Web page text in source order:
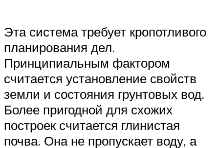
Эта система требует кропотливого
планирования дел.
Принципиальным фактором
считается установление свойств
земли и состояния грунтовых вод.
Более пригодной для схожих
построек считается глинистая
почва. Она не пропускает воду, а